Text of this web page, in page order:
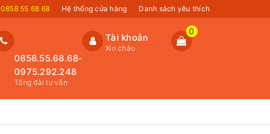
0858 55 68 68 Hệ thống cửa hàng Danh sách yêu thích
0858.55.68.68-
0975.292.248
Tổng đài tư vấn
Tài khoản
Xin chào
0